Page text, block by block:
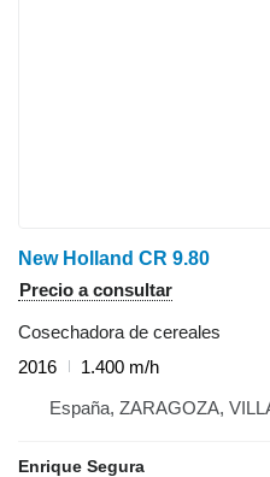
New Holland CR 9.80
Precio a consultar
Cosechadora de cereales
2016
1.400 m/h
España, ZARAGOZA,
Enrique Segura